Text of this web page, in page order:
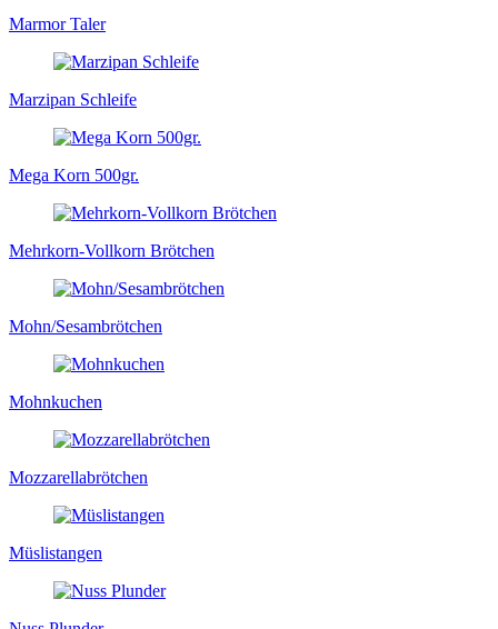
Marmor Taler
Marzipan Schleife
Mega Korn 500gr.
Mehrkorn-Vollkorn Brötchen
Mohn/Sesambrötchen
Mohnkuchen
Mozzarellabrötchen
Müslistangen